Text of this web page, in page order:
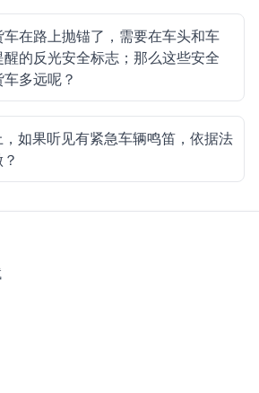
在路上抛锚了，需要在车头和车
的反光安全标志；那么这些安全
多远呢？
如果听见有紧急车辆鸣笛，依据法